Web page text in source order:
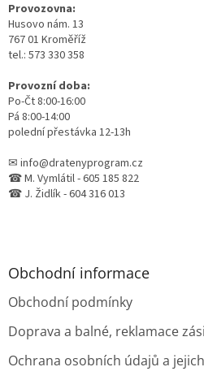
Provozovna:
Husovo nám. 13
767 01 Kroměříž
tel.: 573 330 358
Provozní doba:
Po-Čt 8:00-16:00
Pá 8:00-14:00
polední přestávka 12-13h
✉ info@dratenyprogram.cz
☎ M. Vymlátil - 605 185 822
☎ J. Židlík - 604 316 013
Obchodní informace
Obchodní podmínky
Doprava a balné, reklamace
Ochrana osobních údajů a